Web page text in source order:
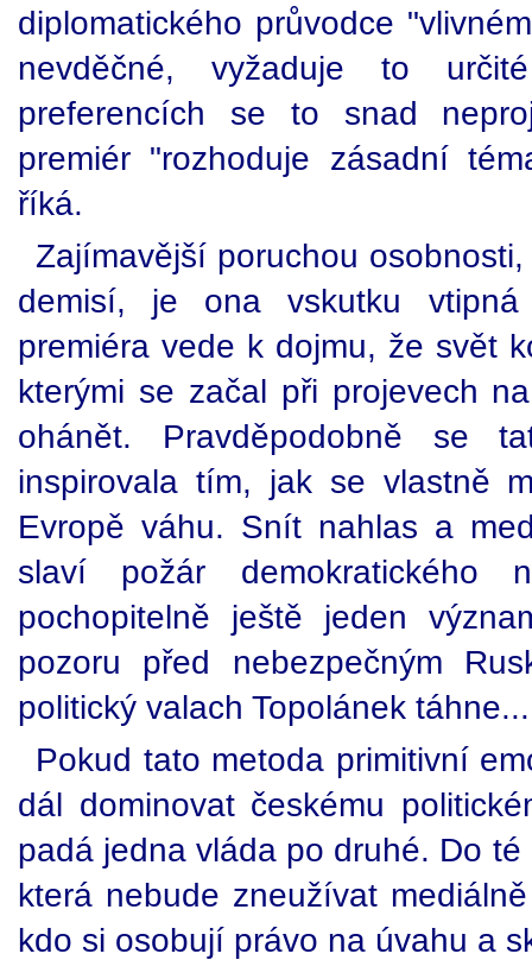
diplomatického průvodce
nevděčné, vyžaduje to
preferencích se to snad
premiér "rozhoduje zásadní
říká.
Zajímavější poruchou
demisí, je ona vskutku vtipná
premiéra vede k dojmu, že svět
kterými se začal při projevech
ohánět. Pravděpodobně se
inspirovala tím, jak se vlastně
Evropě váhu. Snít nahlas a
slaví požár demokratického
pochopitelně ještě jeden
pozoru před nebezpečným
politický valach Topolánek táhne...
Pokud tato metoda primitivní
dál dominovat českému
padá jedna vláda po druhé. Do
která nebude zneužívat
kdo si osobují právo na úvahu a